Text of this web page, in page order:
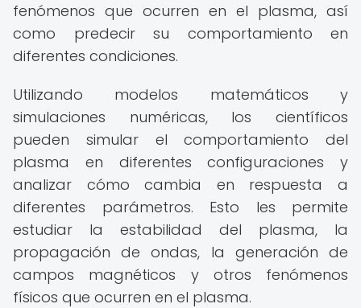
fenómenos que ocurren en el plasma, así
como predecir su comportamiento en
diferentes condiciones.
Utilizando modelos matemáticos y
simulaciones numéricas, los científicos
pueden simular el comportamiento del
plasma en diferentes configuraciones y
analizar cómo cambia en respuesta a
diferentes parámetros. Esto les permite
estudiar la estabilidad del plasma, la
propagación de ondas, la generación de
campos magnéticos y otros fenómenos
físicos que ocurren en el plasma.